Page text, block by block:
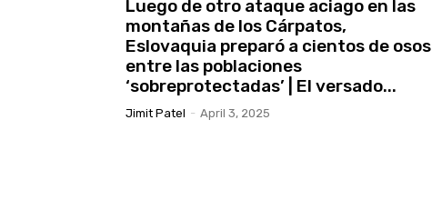
Luego de otro ataque aciago en las
montañas de los Cárpatos,
Eslovaquia preparó a cientos de osos
entre las poblaciones
‘sobreprotectadas’ | El versado...
Jimit Patel - April 3, 2025